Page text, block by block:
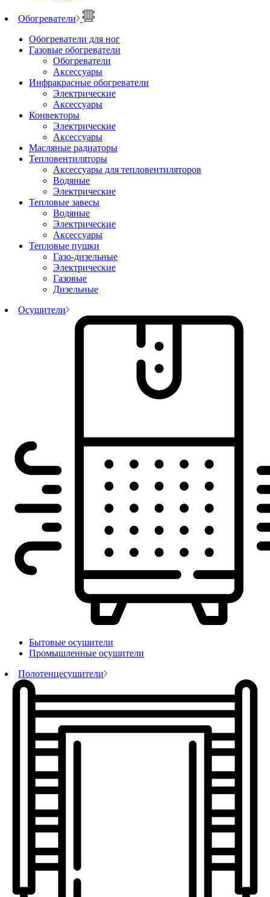
Обогреватели
Обогреватели для ног
Газовые обогреватели
Обогреватели
Аксессуары
Инфракрасные обогреватели
Электрические
Аксессуары
Конвекторы
Электрические
Аксессуары
Масляные радиаторы
Тепловентиляторы
Аксессуары для тепловентиляторов
Водяные
Электрические
Тепловые завесы
Водяные
Электрические
Аксессуары
Тепловые пушки
Газо-дизельные
Электрические
Газовые
Дизельные
Осушители
Бытовые осушители
Промышленные осушители
Полотенцесушители